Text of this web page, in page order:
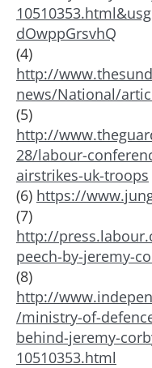
dOwppGrsvhQ
(4)
http://
news/National/
(5)
http://
28/labour-
airstrikes-uk-troops
(6) https://
(7)
http://
peech-by-jeremy-
(8)
http://
/ministry-of-
behind-jeremy-
10510353.html